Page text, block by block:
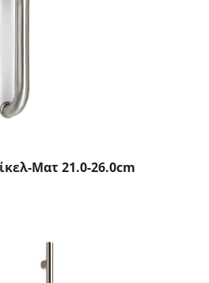
Ματ 21.0-26.0cm